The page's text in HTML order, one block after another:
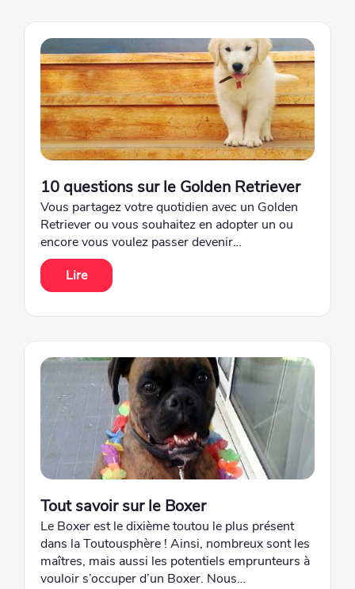
10 questions sur le Golden Retriever
Vous partagez votre quotidien avec un Golden
Retriever ou vous souhaitez en adopter un ou
encore vous voulez passer devenir…
Lire
Tout savoir sur le Boxer
Le Boxer est le dixième toutou le plus présent
dans la Toutousphère ! Ainsi, nombreux sont les
maîtres, mais aussi les potentiels emprunteurs à
vouloir s’occuper d’un Boxer. Nous…